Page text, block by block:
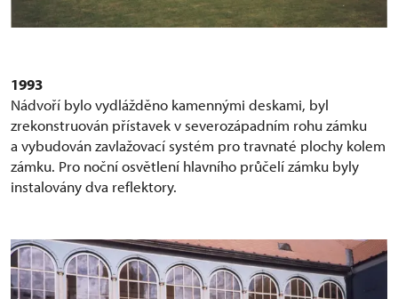
1993
Nádvoří bylo vydlážděno kamennými deskami, byl
zrekonstruován přístavek v severozápadním rohu zámku
a vybudován zavlažovací systém pro travnaté plochy kolem
zámku. Pro noční osvětlení hlavního průčelí zámku byly
instalovány dva reflektory.